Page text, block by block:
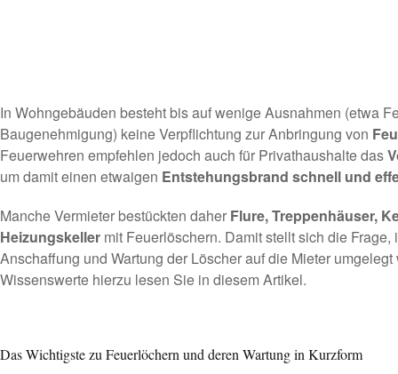
In Wohngebäuden besteht bis auf wenige Ausnahmen (etwa
Baugenehmigung) keine Verpflichtung zur Anbringung von
Feuerwehren empfehlen jedoch auch für Privathaushalte das
um damit einen etwaigen Entstehungsbrand schnell und
Manche Vermieter bestückten daher Flure, Treppenhäuser,
Heizungskeller mit Feuerlöschern. Damit stellt sich die
Anschaffung und Wartung der Löscher auf die Mieter
Wissenswerte hierzu lesen Sie in diesem Artikel.
Das Wichtigste zu Feuerlöchern und deren Wartung in Kurzform